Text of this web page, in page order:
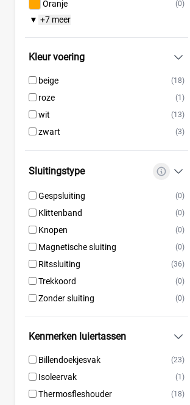
Oranje (0)
▼ +7 meer
Kleur voering
beige (18)
roze (1)
wit (13)
zwart (3)
Sluitingstype
Gespsluiting (0)
Klittenband (0)
Knopen (0)
Magnetische sluiting (0)
Ritssluiting (36)
Trekkoord (0)
Zonder sluiting (0)
Kenmerken luiertassen
Billendoekjesvak (23)
Isoleervak (1)
Thermosfleshouder (18)